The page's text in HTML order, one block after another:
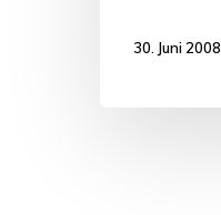
30. Juni 2008